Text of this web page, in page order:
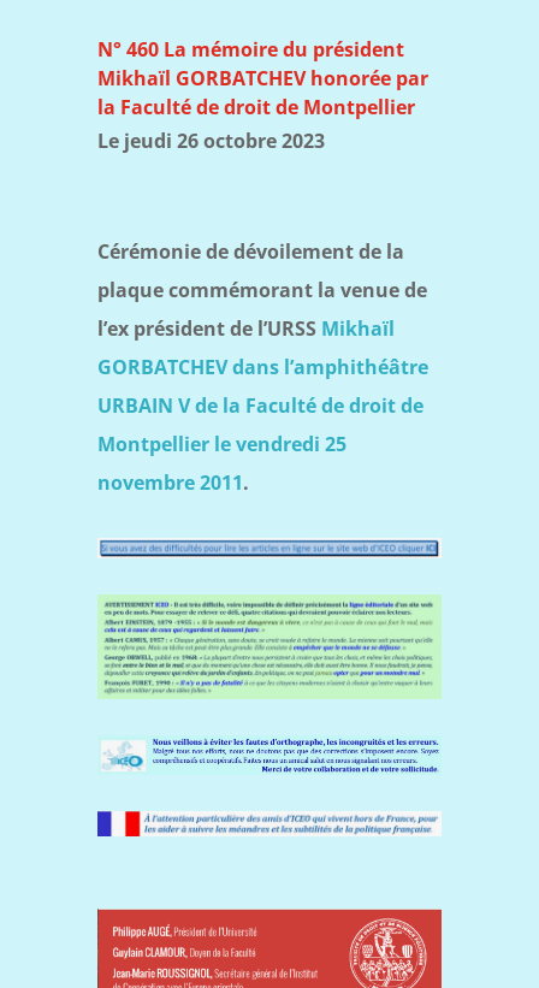
N° 460 La mémoire du président
Mikhaïl GORBATCHEV honorée par
la Faculté de droit de Montpellier
Le jeudi 26 octobre 2023
Cérémonie de dévoilement de la
plaque commémorant la venue de
l’ex président de l’URSS Mikhaïl
GORBATCHEV dans l’amphithéâtre
URBAIN V de la Faculté de droit de
Montpellier le vendredi 25
novembre 2011.